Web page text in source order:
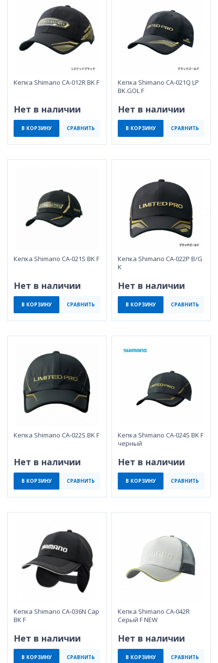
Кепка Shimano CA-012R BK F
Нет в наличии
В КОРЗИНУ СРАВНИТЬ
Кепка Shimano CA-021Q LP
BK.GOL F
Нет в наличии
В КОРЗИНУ СРАВНИТЬ
Кепка Shimano CA-021S BK F
Нет в наличии
В КОРЗИНУ СРАВНИТЬ
Кепка Shimano CA-022P B/G
K
Нет в наличии
В КОРЗИНУ СРАВНИТЬ
Кепка Shimano CA-022S BK F
Нет в наличии
В КОРЗИНУ СРАВНИТЬ
Кепка Shimano CA-024S BK F
черный
Нет в наличии
В КОРЗИНУ СРАВНИТЬ
Кепка Shimano CA-036N Cap
BK F
Нет в наличии
В КОРЗИНУ СРАВНИТЬ
Кепка Shimano CA-042R
Серый F NEW
Нет в наличии
В КОРЗИНУ СРАВНИТЬ